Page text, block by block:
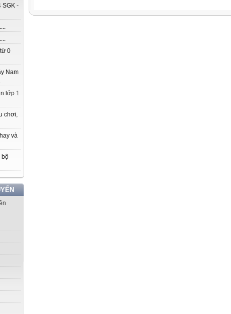
SGK -
0
Nam
lớp 1
chơi,
và
bộ